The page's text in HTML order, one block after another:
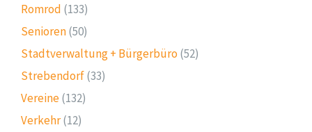
Romrod (133)
Senioren(50)
Stadtverwaltung + Bürgerbüro (52)
Strebendorf(33)
Vereine(132)
Verkehr(12)